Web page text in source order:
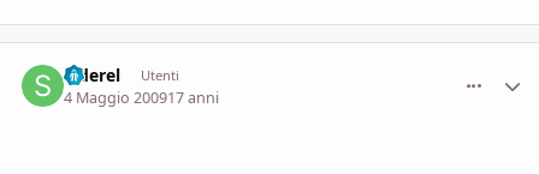
Siderel Utenti
4 Maggio 200917 anni